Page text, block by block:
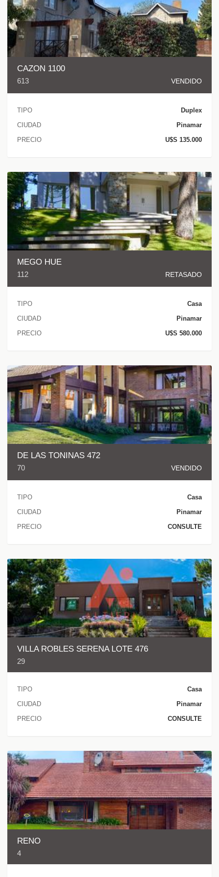
CAZON 1100
613 VENDIDO
TIPO
Duplex
CIUDAD
Pinamar
PRECIO
U$S 135.000
MEGO HUE
112 RETASADO
TIPO
Casa
CIUDAD
Pinamar
PRECIO
U$S 580.000
DE LAS TONINAS 472
70 VENDIDO
TIPO
Casa
CIUDAD
Pinamar
PRECIO
CONSULTE
VILLA ROBLES SERENA LOTE 476
29
TIPO
Casa
CIUDAD
Pinamar
PRECIO
CONSULTE
RENO
4